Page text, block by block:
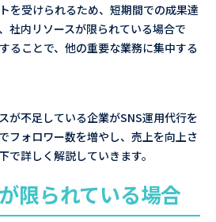
を受けられるため、短期間での成果達
社内リソースが限られている場合で
ることで、他の重要な業務に集中する
が不足している企業がSNS運用代行を
フォロワー数を増やし、売上を向上さ
で詳しく解説していきます。
限られている場合